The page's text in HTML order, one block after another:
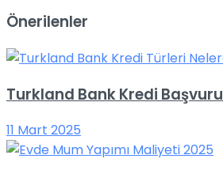
Önerilenler
Turkland Bank Kredi
11 Mart 2025